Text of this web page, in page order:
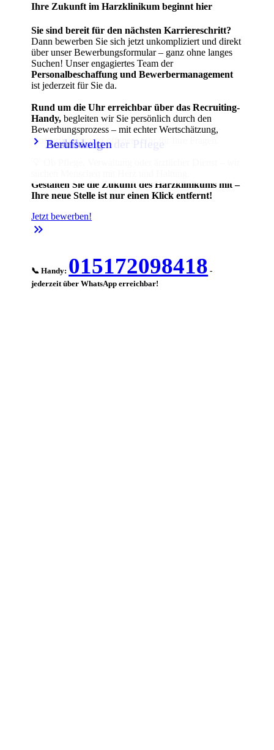
keyboard_arrow_right Praktikum in der Pflege
keyboard_arrow_right Ausbildung
keyboard_arrow_right Berufswelten
Ihre Zukunft im Harzklinikum beginnt hier
Sie sind bereit für den nächsten Karriereschritt?
Dann bewerben Sie sich jetzt unkompliziert und direkt
über unser Bewerbungsformular – ganz ohne langes
Suchen! Unser engagiertes Team der
Personalbeschaffung und Bewerbermanagement
ist jederzeit für Sie da.
Rund um die Uhr erreichbar über das Recruiting-
Handy, begleiten wir Sie persönlich durch den
Bewerbungsprozess – mit echter Wertschätzung,
Verlässlichkeit und offenem Ohr für Ihre Fragen.
Gestalten Sie die Zukunft des Harzklinikums mit –
Ihre neue Stelle ist nur einen Klick entfernt!
Jetzt bewerben!
keyboard_double_arrow_right
📞 Handy: 015172098418 -
jederzeit über WhatsApp erreichbar!